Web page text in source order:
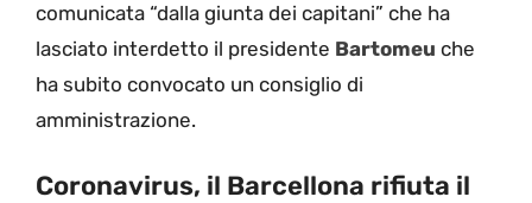
comunicata “dalla giunta dei capitani” che ha
lasciato interdetto il presidente Bartomeu che
ha subito convocato un consiglio di
amministrazione.
Coronavirus, il Barcellona rifiuta il